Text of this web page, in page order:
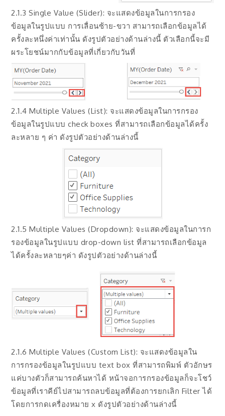
2.1.3 Single Value (Slider): จะแสดงข้อมูลในการกรอง
ข้อมูลในรูปแบบ การเลื่อนซ้าย-ขวา สามารถเลือกข้อมูลได้
ครั้งละหนึ่งค่าเท่านั้น ดังรูปตัวอย่างด้านล่างนี้ ตัวเลือกนี้จะมี
ผระโยชน์มากกับข้อมูลที่เกี่ยวกับวันที่
2.1.4 Multiple Values (List): จะแสดงข้อมูลในการกรอง
ข้อมูลในรูปแบบ check boxes ที่สามารถเลือกข้อมูลได้ครั้ง
ละหลาย ๆ ค่า ดังรูปตัวอย่างด้านล่างนี้
2.1.5 Multiple Values (Dropdown): จะแสดงข้อมูลในการก
รองข้อมูลในรูปแบบ drop-down list ที่สามารถเลือกข้อมูล
ได้ครั้งละหลายๆค่า ดังรูปตัวอย่างด้านล่างนี้
2.1.6 Multiple Values (Custom List): จะแสดงข้อมูลใน
การกรองข้อมูลในรูปแบบ text box ที่สามารถพิมพ์ ตัวอักษร
แค่บางตัวก็สามารถค้นหาได้ หน้าจอการกรองข้อมูลก็จะโชว์
ข้อมูลที่เราคีย์ไปสามารถลบข้อมูลที่ต้องการยกเลิก Filter ได้
โดยการกดเครื่องหมาย x ดังรูปตัวอย่างด้านล่างนี้